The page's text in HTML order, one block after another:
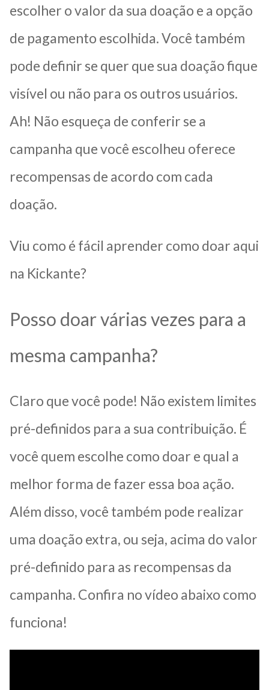
escolher o valor da sua doação e a opção
de pagamento escolhida. Você também
pode definir se quer que sua doação fique
visível ou não para os outros usuários.
Ah! Não esqueça de conferir se a
campanha que você escolheu oferece
recompensas de acordo com cada
doação.
Viu como é fácil aprender como doar aqui
na Kickante?
Posso doar várias vezes para a
mesma campanha?
Claro que você pode! Não existem limites
pré-definidos para a sua contribuição. É
você quem escolhe como doar e qual a
melhor forma de fazer essa boa ação.
Além disso, você também pode realizar
uma doação extra, ou seja, acima do valor
pré-definido para as recompensas da
campanha. Confira no vídeo abaixo como
funciona!